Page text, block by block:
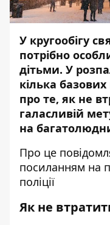
У кругообігу
потрібно
дітьми. У
кілька
про те, як не
галасливій
на
Про це
посиланням на
поліції
Як не